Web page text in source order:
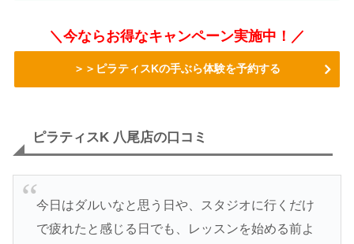
＼今ならお得なキャンペーン実施中！／
＞＞ピラティスKの手ぶら体験を予約する
ピラティスK 八尾店の口コミ
今日はダルいなと思う日や、スタジオに行くだけ
で疲れたと感じる日でも、レッスンを始める前よ